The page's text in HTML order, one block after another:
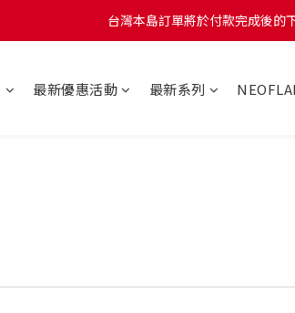
台灣本島訂單將於付款完成後的
台灣本島訂單將於付款完成後的
台灣本島訂單將於付款完成後的
最新優惠活動 最新系列